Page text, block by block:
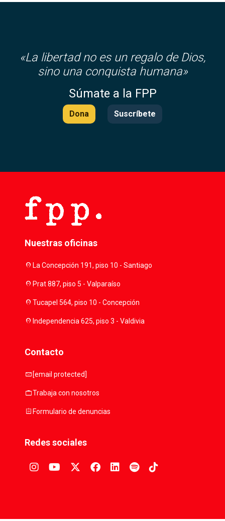
«La libertad no es un regalo de Dios,
sino una conquista humana»
Súmate a la FPP
Dona Suscríbete
Nuestras oficinas
location_onLa Concepción 191, piso 10 - Santiago
location_onPrat 887, piso 5 - Valparaíso
location_onTucapel 564, piso 10 - Concepción
location_onIndependencia 625, piso 3 - Valdivia
Contacto
mail [email protected]
workTrabaja con nosotros
assignmentFormulario de denuncias
Redes sociales